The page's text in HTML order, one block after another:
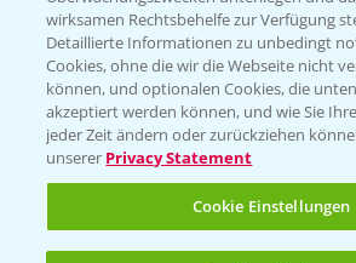
Folgen Sie
wirksamen Rechtsbehelfe zur Verfügung
Detaillierte Informationen zu unbedingt
Cookies, ohne die wir die Webseite nicht
können, und optionalen Cookies, die
akzeptiert werden können, und wie Sie
jeder Zeit ändern oder zurückziehen
unserer Privacy Statement
Cookie Einstellungen